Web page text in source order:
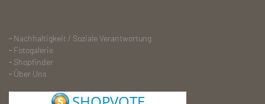
- Nachhaltigkeit / Soziale Verantwortung
- Fotogalerie
- Shopfinder
- Über Uns